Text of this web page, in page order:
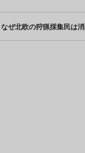
ぜ北欧の狩猟採集民は